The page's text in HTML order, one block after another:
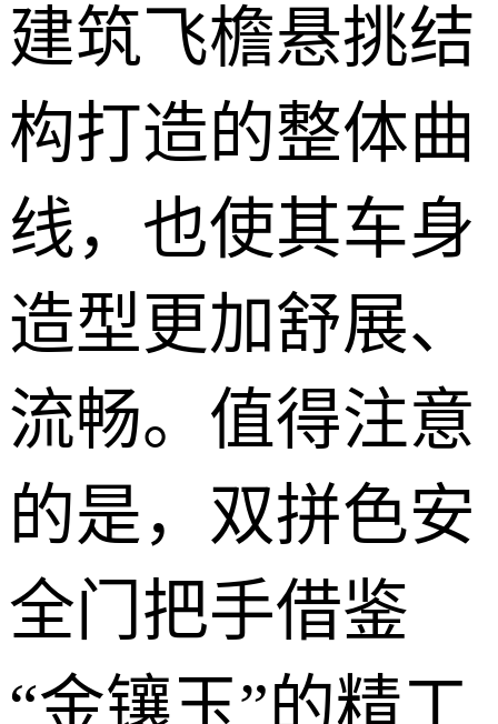
建筑飞檐悬挑结
构打造的整体曲
线，也使其车身
造型更加舒展、
流畅。值得注意
的是，双拼色安
全门把手借鉴
“金镶玉”的精工